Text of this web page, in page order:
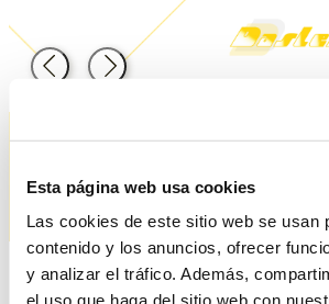
Esta página web usa cookies
Las cookies de este sitio web se usan
contenido y los anuncios, ofrecer
y analizar el tráfico. Además,
el uso que haga del sitio web con
Atrás Siguiente